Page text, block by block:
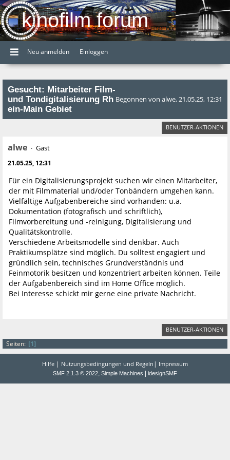
kinofilm forum
Neu anmelden Einloggen
Gesucht: Mitarbeiter Film-
und Tondigitalisierung Rh
ein-Main Gebiet
Begonnen von alwe, 21.05.25, 12:31
BENUTZER-AKTIONEN
alwe Gast
21.05.25, 12:31
Für ein Digitalisierungsprojekt suchen wir einen Mitarbeiter,
der mit Filmmaterial und/oder Tonbändern umgehen kann.
Vielfältige Aufgabenbereiche sind vorhanden: u.a.
Dokumentation (fotografisch und schriftlich),
Filmvorbereitung und -reinigung, Digitalisierung und
Qualitätskontrolle.
Verschiedene Arbeitsmodelle sind denkbar. Auch
Praktikumsplätze sind möglich. Du solltest engagiert und
gründlich sein, technisches Grundverständnis und
Feinmotorik besitzen und konzentriert arbeiten können. Teile
der Aufgabenbereich sind im Home Office möglich.
Bei Interesse schickt mir gerne eine private Nachricht.
BENUTZER-AKTIONEN
Seiten 1
Hilfe | Nutzungsbedingungen und Regeln | Impressum
SMF 2.1.3 © 2022, Simple Machines idesignSMF